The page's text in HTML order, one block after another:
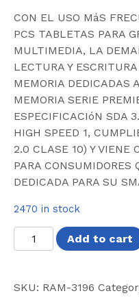
CON EL USO MáS
PCS TABLETAS PARA
MULTIMEDIA, LA
LECTURA Y
MEMORIA DEDICADAS
MEMORIA SERIE
ESPECIFICACIóN SDA
HIGH SPEED 1,
2.0 CLASE 10) Y VIENE
PARA CONSUMIDORES
DEDICADA PARA SU
2470 in stock
MEMORIA
ADATA
SDXC/SDHC
Add to cart
SKU: RAM-3196